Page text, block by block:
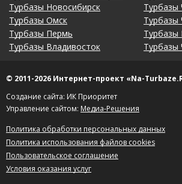
Турбазы Новосибирск
Турбазы Омск
Турбазы Пермь
Турбазы Владивосток
Турбазы
Турбазы
Турбазы
Турбазы
© 2011-2026 Интернет-проект «Na-
Создание сайта: ИК Приоритет
Управление сайтом: Медиа-Решения
Политика обработки персональных данных
Политика использования файлов cookies
Пользовательское соглашение
Условия оказания услуг